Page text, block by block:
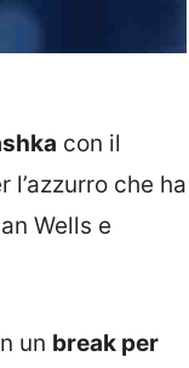
con il
che ha
Wells e
un break per